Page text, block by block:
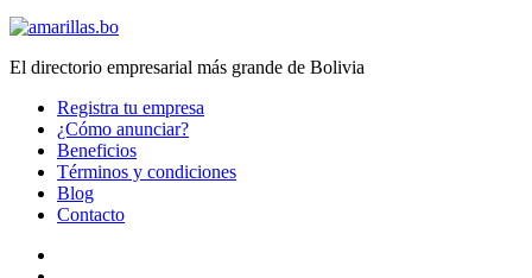
El directorio empresarial más grande de Bolivia
Registra tu empresa
¿Cómo anunciar?
Beneficios
Términos y condiciones
Blog
Contacto